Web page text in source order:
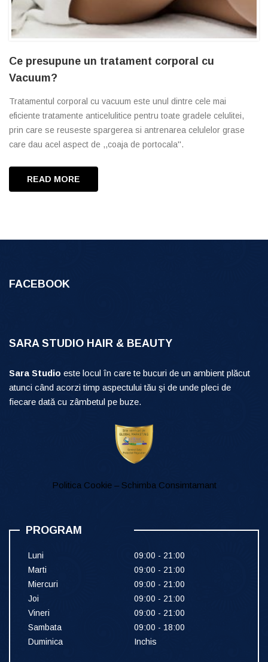
Ce presupune un tratament corporal cu
Vacuum?
Tratamentul corporal cu vacuum este unul dintre cele mai
eficiente tratamente anticelulitice pentru toate gradele celulitei,
prin care se reuseste spargerea si antrenarea celulelor grase
care dau acel aspect de ,,coaja de portocala''.
READ MORE
FACEBOOK
SARA STUDIO HAIR & BEAUTY
Sara Studio este locul în care te bucuri de un ambient plăcut
atunci când acorzi timp aspectului tău şi de unde pleci de
fiecare dată cu zâmbetul pe buze.
Politica Cookie – Schimba Consimtamant
PROGRAM
Luni
09:00 - 21:00
Marti
09:00 - 21:00
Miercuri
09:00 - 21:00
Joi
09:00 - 21:00
Vineri
09:00 - 21:00
Sambata
09:00 - 18:00
Duminica
Inchis